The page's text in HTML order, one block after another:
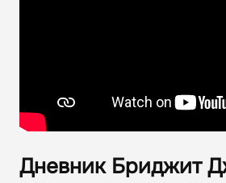
Дневник Бриджит